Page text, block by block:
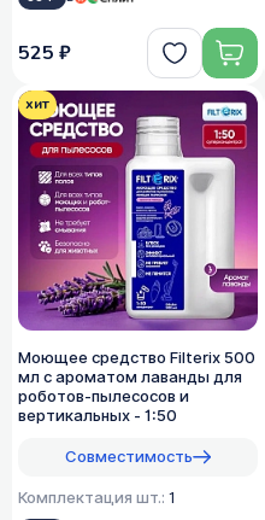
525 ₽
Моющее средство Filterix 500
мл с ароматом лаванды для
роботов-пылесосов и
вертикальных - 1:50
Совместимость
Комплектация шт.: 1
хит